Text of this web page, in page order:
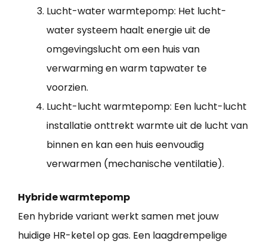
Lucht-water warmtepomp: Het lucht-
water systeem haalt energie uit de
omgevingslucht om een huis van
verwarming en warm tapwater te
voorzien.
Lucht-lucht warmtepomp: Een lucht-lucht
installatie onttrekt warmte uit de lucht van
binnen en kan een huis eenvoudig
verwarmen (mechanische ventilatie).
Hybride warmtepomp
Een hybride variant werkt samen met jouw
huidige HR-ketel op gas. Een laagdrempelige